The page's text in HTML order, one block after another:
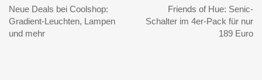
Neue Deals bei Coolshop:
Gradient-Leuchten, Lampen
und mehr
Friends of Hue: Senic-
Schalter im 4er-Pack für nur
189 Euro